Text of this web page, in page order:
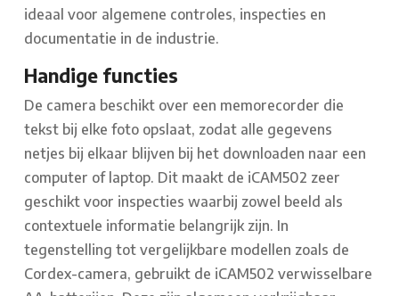
ideaal voor algemene controles, inspecties en
documentatie in de industrie.
Handige functies
De camera beschikt over een memorecorder die
tekst bij elke foto opslaat, zodat alle gegevens
netjes bij elkaar blijven bij het downloaden naar een
computer of laptop. Dit maakt de iCAM502 zeer
geschikt voor inspecties waarbij zowel beeld als
contextuele informatie belangrijk zijn. In
tegenstelling tot vergelijkbare modellen zoals de
Cordex-camera, gebruikt de iCAM502 verwisselbare